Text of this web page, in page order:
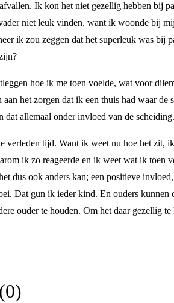
Ik kon het niet gezellig hebben bij
niet leuk vinden, want ik woonde bij
ik zou zeggen dat het superleuk was bij
hoe ik me toen voelde, wat voor
het zorgen dat ik een thuis had waar
allemaal onder invloed van de
tijd. Want ik weet nu hoe het zit,
ik zo reageerde en ik weet wat ik toen
dus ook anders kan; een positieve
Dat gun ik ieder kind. En ouders
ouder te houden. Om het daar gezellig
0)